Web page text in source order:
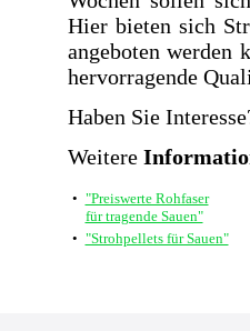
Hier bieten sich
angeboten werden
hervorragende
Haben Sie
Weitere
• "Preiswerte Rohfaser
für tragende Sauen"
• "Strohpellets für Sauen"